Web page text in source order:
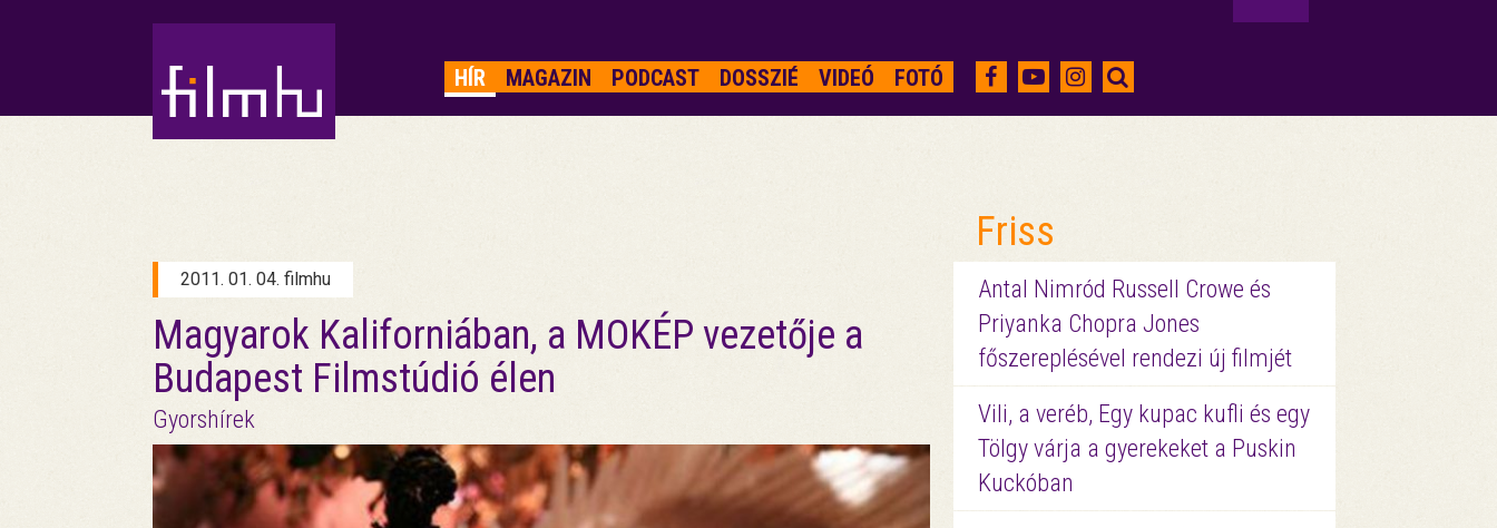
HÍR MAGAZIN PODCAST DOSSZIÉ VIDEÓ FOTÓ
2011. 01. 04. filmhu
Magyarok Kaliforniában, a MOKÉP vezetője a
Budapest Filmstúdió élen
Gyorshírek
Friss
Antal Nimród Russell Crowe és
Priyanka Chopra Jones
főszereplésével rendezi új filmjét
Vili, a veréb, Egy kupac kufli és egy
Tölgy várja a gyerekeket a Puskin
Kuckóban